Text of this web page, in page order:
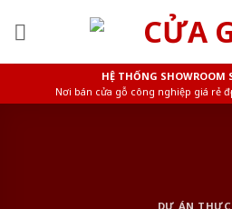
HỆ THỐNG SHOWROOM
Nơi bán cửa gỗ công nghiệp giá rẻ
DỰ ÁN